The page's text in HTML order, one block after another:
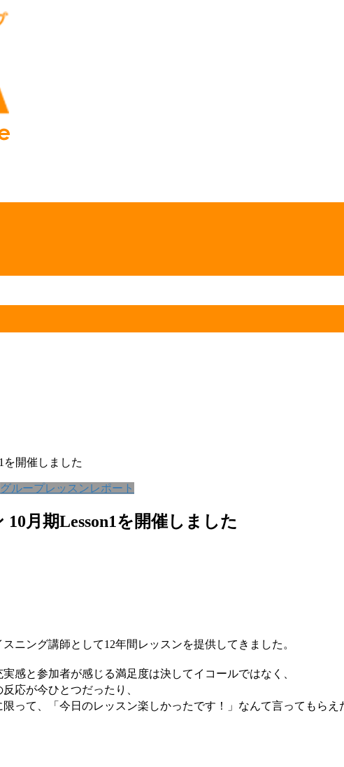
を開催しました
グループレッスンレポート
月期Lesson1を開催しました
ニング講師として12年間レッスンを提供してきました。
感と参加者が感じる満足度は決してイコールではなく、
応が今ひとつだったり、
って、「今日のレッスン楽しかったです！」なんて言ってもらえ